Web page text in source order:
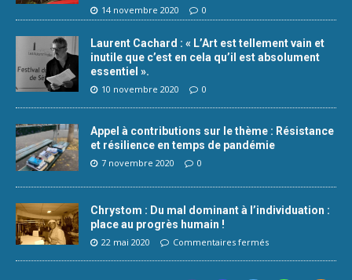
14 novembre 2020 0
Laurent Cachard : « L’Art est tellement vain et
inutile que c’est en cela qu’il est absolument
essentiel ».
10 novembre 2020 0
Appel à contributions sur le thème : Résistance
et résilience en temps de pandémie
7 novembre 2020 0
Chrystom : Du mal dominant à l’individuation :
place au progrès humain !
22 mai 2020 Commentaires fermés